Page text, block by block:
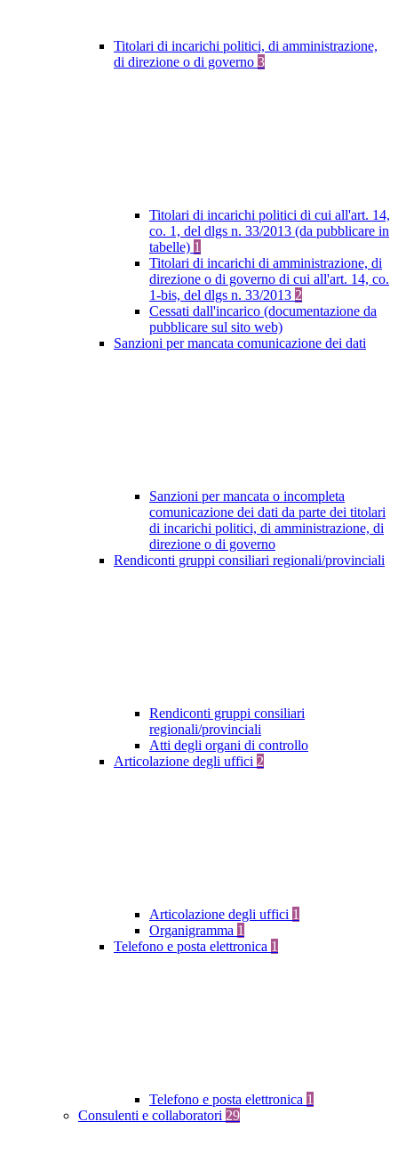
Titolari di incarichi politici, di amministrazione,
di direzione o di governo 3
Titolari di incarichi politici di cui all'art. 14,
co. 1, del dlgs n. 33/2013 (da pubblicare in
tabelle) 1
Titolari di incarichi di amministrazione, di
direzione o di governo di cui all'art. 14, co.
1-bis, del dlgs n. 33/2013 2
Cessati dall'incarico (documentazione da
pubblicare sul sito web)
Sanzioni per mancata comunicazione dei dati
Sanzioni per mancata o incompleta
comunicazione dei dati da parte dei titolari
di incarichi politici, di amministrazione, di
direzione o di governo
Rendiconti gruppi consiliari regionali/provinciali
Rendiconti gruppi consiliari
regionali/provinciali
Atti degli organi di controllo
Articolazione degli uffici 2
Articolazione degli uffici 1
Organigramma 1
Telefono e posta elettronica 1
Telefono e posta elettronica 1
Consulenti e collaboratori 29